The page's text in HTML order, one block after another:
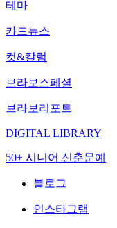
테마
카드뉴스
컷&칼럼
브라보스페셜
브라보리포트
DIGITAL LIBRARY
50+ 시니어 신춘문예
블로그
인스타그램